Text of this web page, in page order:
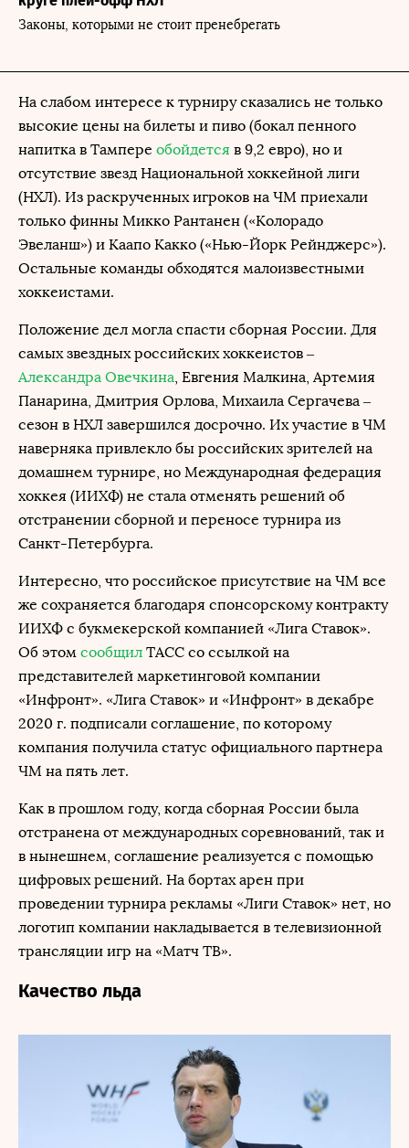
Законы, которыми не стоит пренебрегать
На слабом интересе к турниру сказались не только
высокие цены на билеты и пиво (бокал пенного
напитка в Тампере обойдется в 9,2 евро), но и
отсутствие звезд Национальной хоккейной лиги
(НХЛ). Из раскрученных игроков на ЧМ приехали
только финны Микко Рантанен («Колорадо
Эвеланш») и Каапо Какко («Нью-Йорк Рейнджерс»).
Остальные команды обходятся малоизвестными
хоккеистами.
Положение дел могла спасти сборная России. Для
самых звездных российских хоккеистов –
Александра Овечкина, Евгения Малкина, Артемия
Панарина, Дмитрия Орлова, Михаила Сергачева –
сезон в НХЛ завершился досрочно. Их участие в ЧМ
наверняка привлекло бы российских зрителей на
домашнем турнире, но Международная федерация
хоккея (ИИХФ) не стала отменять решений об
отстранении сборной и переносе турнира из
Санкт-Петербурга.
Интересно, что российское присутствие на ЧМ все
же сохраняется благодаря спонсорскому контракту
ИИХФ с букмекерской компанией «Лига Ставок».
Об этом сообщил ТАСС со ссылкой на
представителей маркетинговой компании
«Инфронт». «Лига Ставок» и «Инфронт» в декабре
2020 г. подписали соглашение, по которому
компания получила статус официального партнера
ЧМ на пять лет.
Как в прошлом году, когда сборная России была
отстранена от международных соревнований, так и
в нынешнем, соглашение реализуется с помощью
цифровых решений. На бортах арен при
проведении турнира рекламы «Лиги Ставок» нет, но
логотип компании накладывается в телевизионной
трансляции игр на «Матч ТВ».
Качество льда